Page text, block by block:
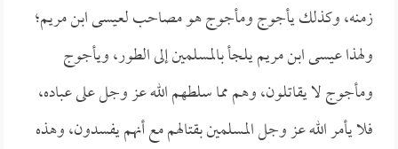
زمنه، وكذلك يأجوج ومأجوج هو مصاحب لعيسى ابن مريم؛
ولهذا عيسى ابن مريم يلجأ بالمسلمين إلى الطور، ويأجوج
ومأجوج لا يقاتلون، وهم مما سلطهم الله عز وجل على عباده،
فلا يأمر الله عز وجل المسلمين بقتالهم مع أنهم يفسدون، وهذه